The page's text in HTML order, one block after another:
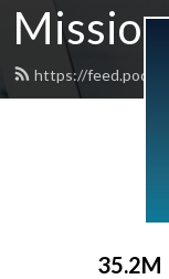
https://
35.2M